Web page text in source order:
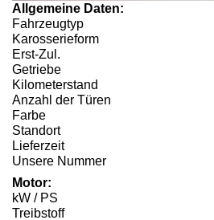
Allgemeine Daten:
Fahrzeugtyp
Karosserieform
Erst-Zul.
Getriebe
Kilometerstand
Anzahl der Türen
Farbe
Standort
Lieferzeit
Unsere Nummer
Motor:
kW / PS
Treibstoff